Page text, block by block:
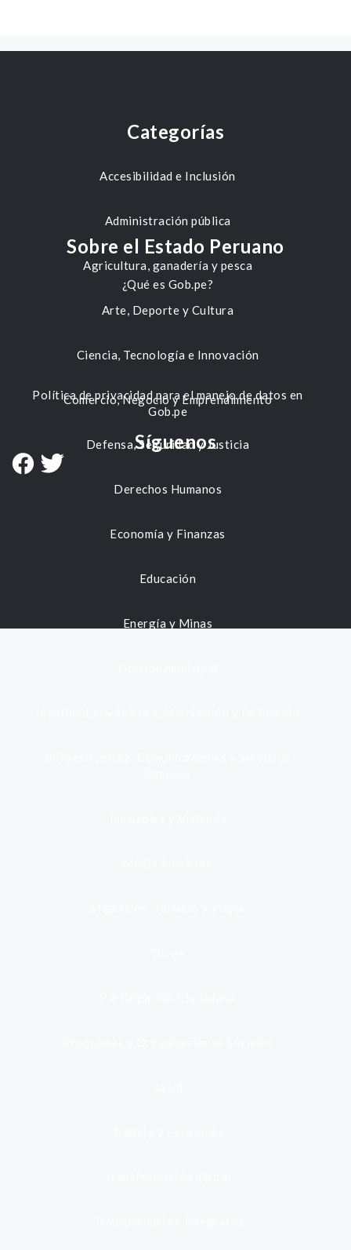
Categorías
Accesibilidad e Inclusión
Administración pública
Agricultura, ganadería y pesca
Arte, Deporte y Cultura
Ciencia, Tecnología e Innovación
Comercio, Negocio y Emprendimiento
Defensa, Seguridad y Justicia
Derechos Humanos
Economía y Finanzas
Educación
Energía y Minas
Sobre el Estado Peruano
¿Qué es Gob.pe?
Política de privacidad para el manejo de datos en
Gob.pe
Síguenos